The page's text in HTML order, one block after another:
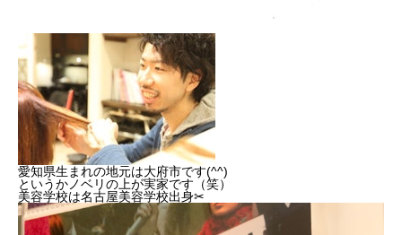
愛知県生まれの地元は大府市です(^^)
というかノベリの上が実家です（笑）
美容学校は名古屋美容学校出身✂︎